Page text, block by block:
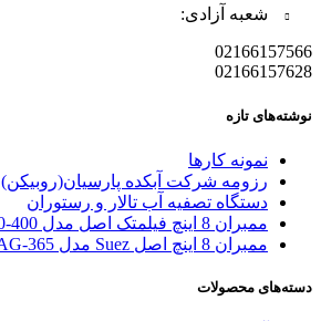
شعبه آزادی:
02166157566
02166157628
نوشته‌های تازه
نمونه کارها
رزومه شرکت آبکده پارسیان(روبیکن)
دستگاه تصفیه آب تالار و رستوران
ممبران 8 اینچ فیلمتک اصل مدل BW30-400
ممبران 8 اینچ اصل Suez مدل AG-365
دسته‌های محصولات